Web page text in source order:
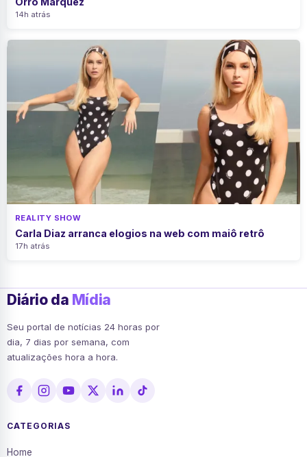
14h atrás
REALITY SHOW
Carla Diaz arranca elogios na web com maiô retrô
17h atrás
Diário da Mídia
Seu portal de notícias 24 horas por
dia, 7 dias por semana, com
atualizações hora a hora.
CATEGORIAS
Home